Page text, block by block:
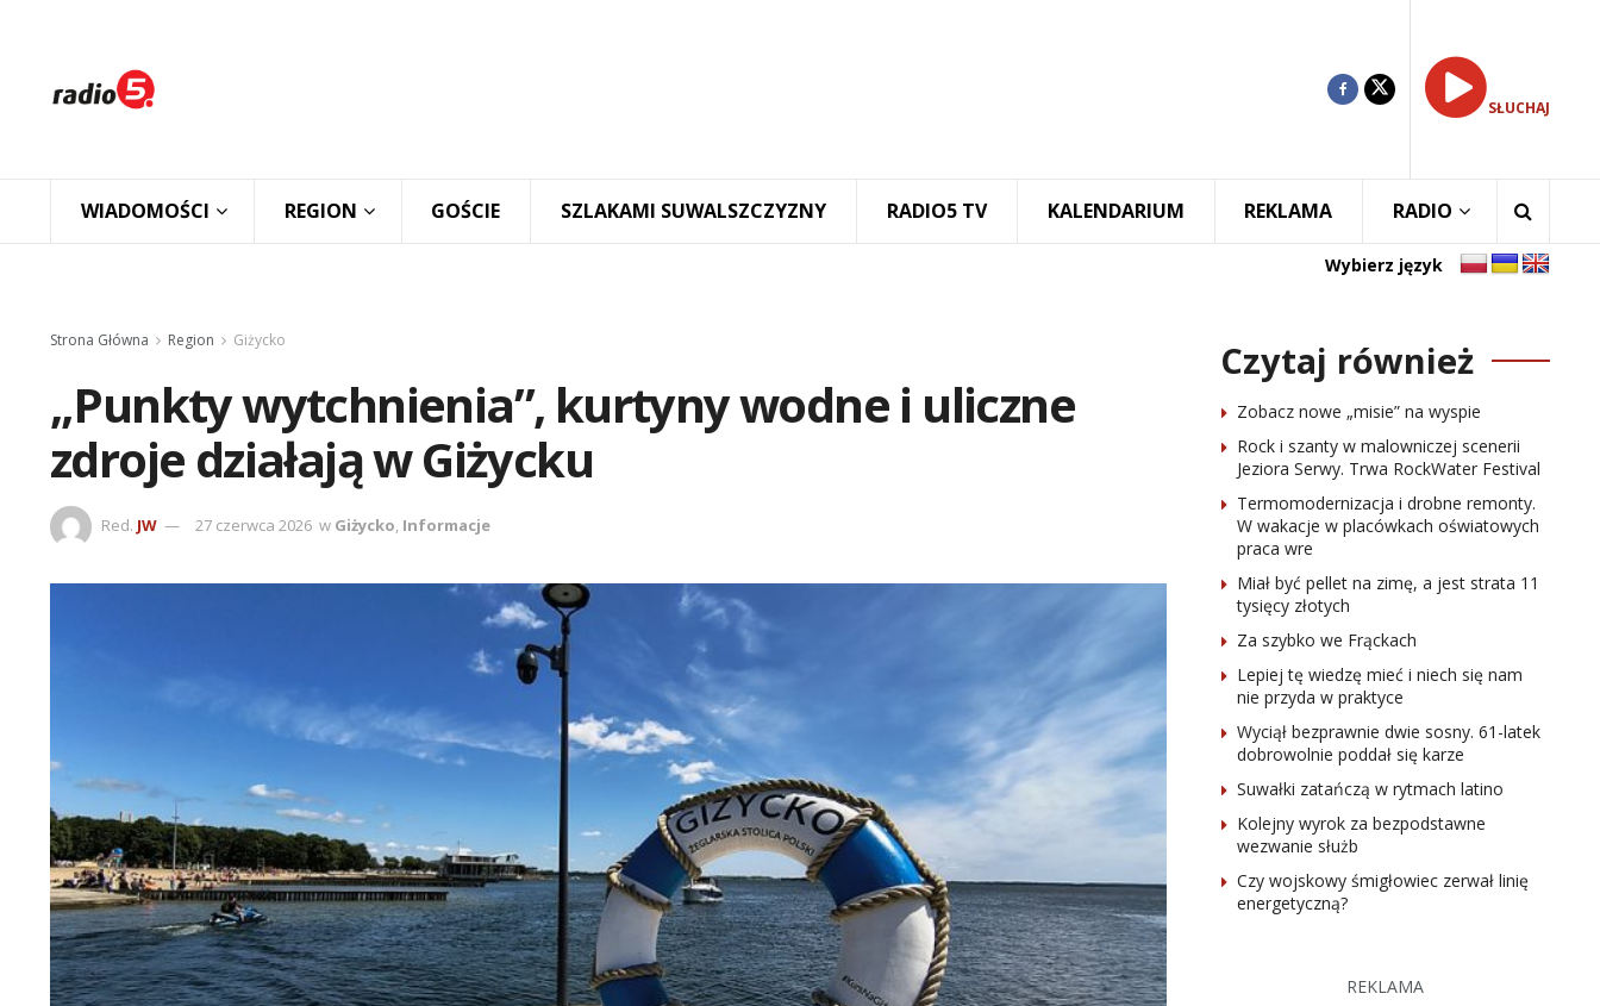
SŁUCHAJ
WIADOMOŚCI REGION GOŚCIE SZLAKAMI SUWALSZCZYZNY RADIO5 TV KALENDARIUM REKLAMA RADIO
Wybierz język
Strona Główna Region Giżycko
„Punkty wytchnienia”, kurtyny wodne i uliczne
zdroje działają w Giżycku
Red. JW 27 czerwca 2026 w Giżycko, Informacje
Czytaj również
Zobacz nowe „misie” na wyspie
Rock i szanty w malowniczej scenerii
Jeziora Serwy. Trwa RockWater Festival
Termomodernizacja i drobne remonty.
W wakacje w placówkach oświatowych
praca wre
Miał być pellet na zimę, a jest strata 11
tysięcy złotych
Za szybko we Frąckach
Lepiej tę wiedzę mieć i niech się nam
nie przyda w praktyce
Wyciął bezprawnie dwie sosny. 61-latek
dobrowolnie poddał się karze
Suwałki zatańczą w rytmach latino
Kolejny wyrok za bezpodstawne
wezwanie służb
Czy wojskowy śmigłowiec zerwał linię
energetyczną?
REKLAMA